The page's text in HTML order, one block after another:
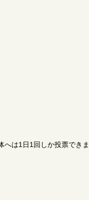
へは1日1回しか投票でき